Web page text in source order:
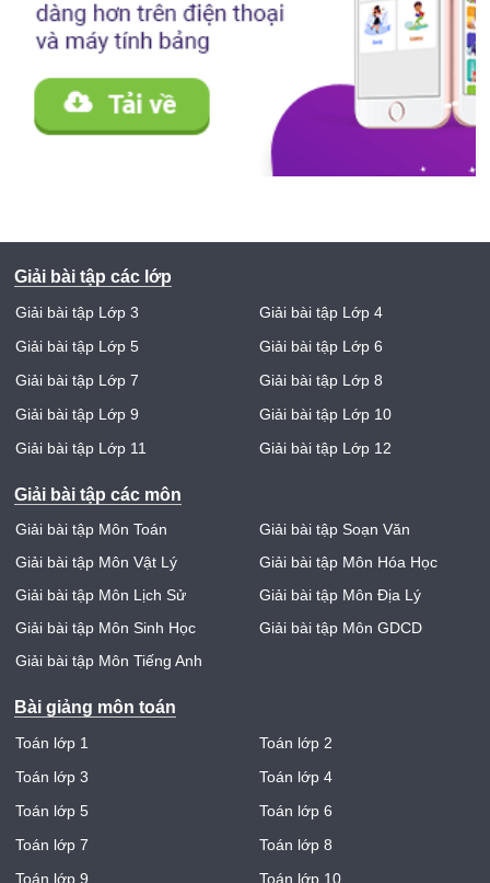
Giải bài tập các lớp
Giải bài tập Lớp 3
Giải bài tập Lớp 4
Giải bài tập Lớp 5
Giải bài tập Lớp 6
Giải bài tập Lớp 7
Giải bài tập Lớp 8
Giải bài tập Lớp 9
Giải bài tập Lớp 10
Giải bài tập Lớp 11
Giải bài tập Lớp 12
Giải bài tập các môn
Giải bài tập Môn Toán
Giải bài tập Soạn Văn
Giải bài tập Môn Vật Lý
Giải bài tập Môn Hóa Học
Giải bài tập Môn Lịch Sử
Giải bài tập Môn Địa Lý
Giải bài tập Môn Sinh Học
Giải bài tập Môn GDCD
Giải bài tập Môn Tiếng Anh
Bài giảng môn toán
Toán lớp 1
Toán lớp 2
Toán lớp 3
Toán lớp 4
Toán lớp 5
Toán lớp 6
Toán lớp 7
Toán lớp 8
Toán lớp 9
Toán lớp 10